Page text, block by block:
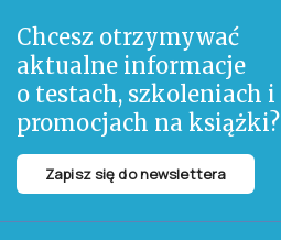
Chcesz otrzymywać
aktualne informacje
o testach, szkoleniach i
promocjach na książki?
Zapisz się do newslettera